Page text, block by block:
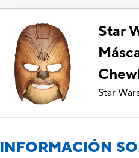
Star
Star
INFORMACIÓN